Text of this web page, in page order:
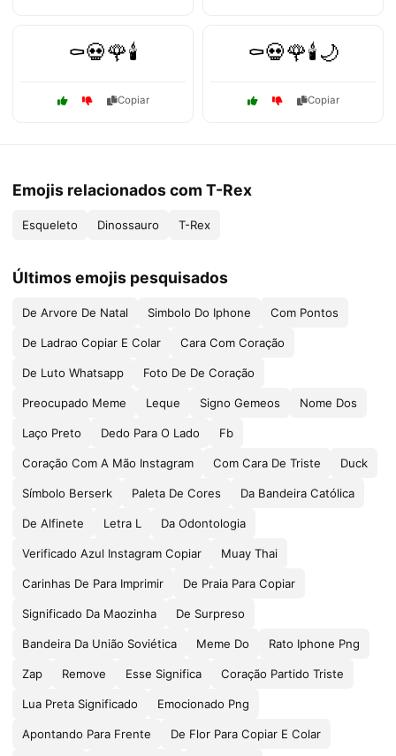
⚰️💀🌹🕯️
Copiar
⚰️💀🌹🕯️🌙
Copiar
Emojis relacionados com T-Rex
Esqueleto Dinossauro T-Rex
Últimos emojis pesquisados
De Arvore De Natal Simbolo Do Iphone Com Pontos
De Ladrao Copiar E Colar Cara Com Coração
De Luto Whatsapp Foto De De Coração
Preocupado Meme Leque Signo Gemeos Nome Dos
Laço Preto Dedo Para O Lado Fb
Coração Com A Mão Instagram Com Cara De Triste Duck
Símbolo Berserk Paleta De Cores Da Bandeira Católica
De Alfinete Letra L Da Odontologia
Verificado Azul Instagram Copiar Muay Thai
Carinhas De Para Imprimir De Praia Para Copiar
Significado Da Maozinha De Surpreso
Bandeira Da União Soviética Meme Do Rato Iphone Png
Zap Remove Esse Significa Coração Partido Triste
Lua Preta Significado Emocionado Png
Apontando Para Frente De Flor Para Copiar E Colar